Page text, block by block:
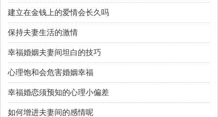
建立在金钱上的爱情会长久吗
保持夫妻生活的激情
幸福婚姻夫妻间坦白的技巧
心理饱和会危害婚姻幸福
幸福婚恋须预知的心理小偏差
如何增进夫妻间的感情呢